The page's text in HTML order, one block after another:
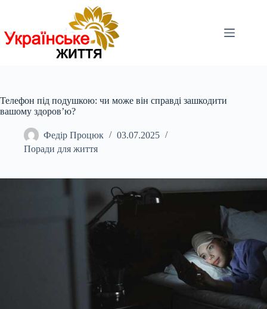
Телефон під подушкою: чи може він справді зашкодити
вашому здоров’ю?
Федір Процюк
03.07.2025
Поради для життя